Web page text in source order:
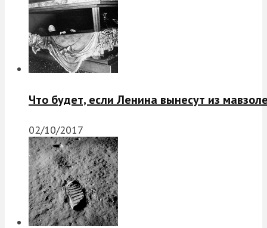
Что будет, если Ленина вынесут из
02/10/2017